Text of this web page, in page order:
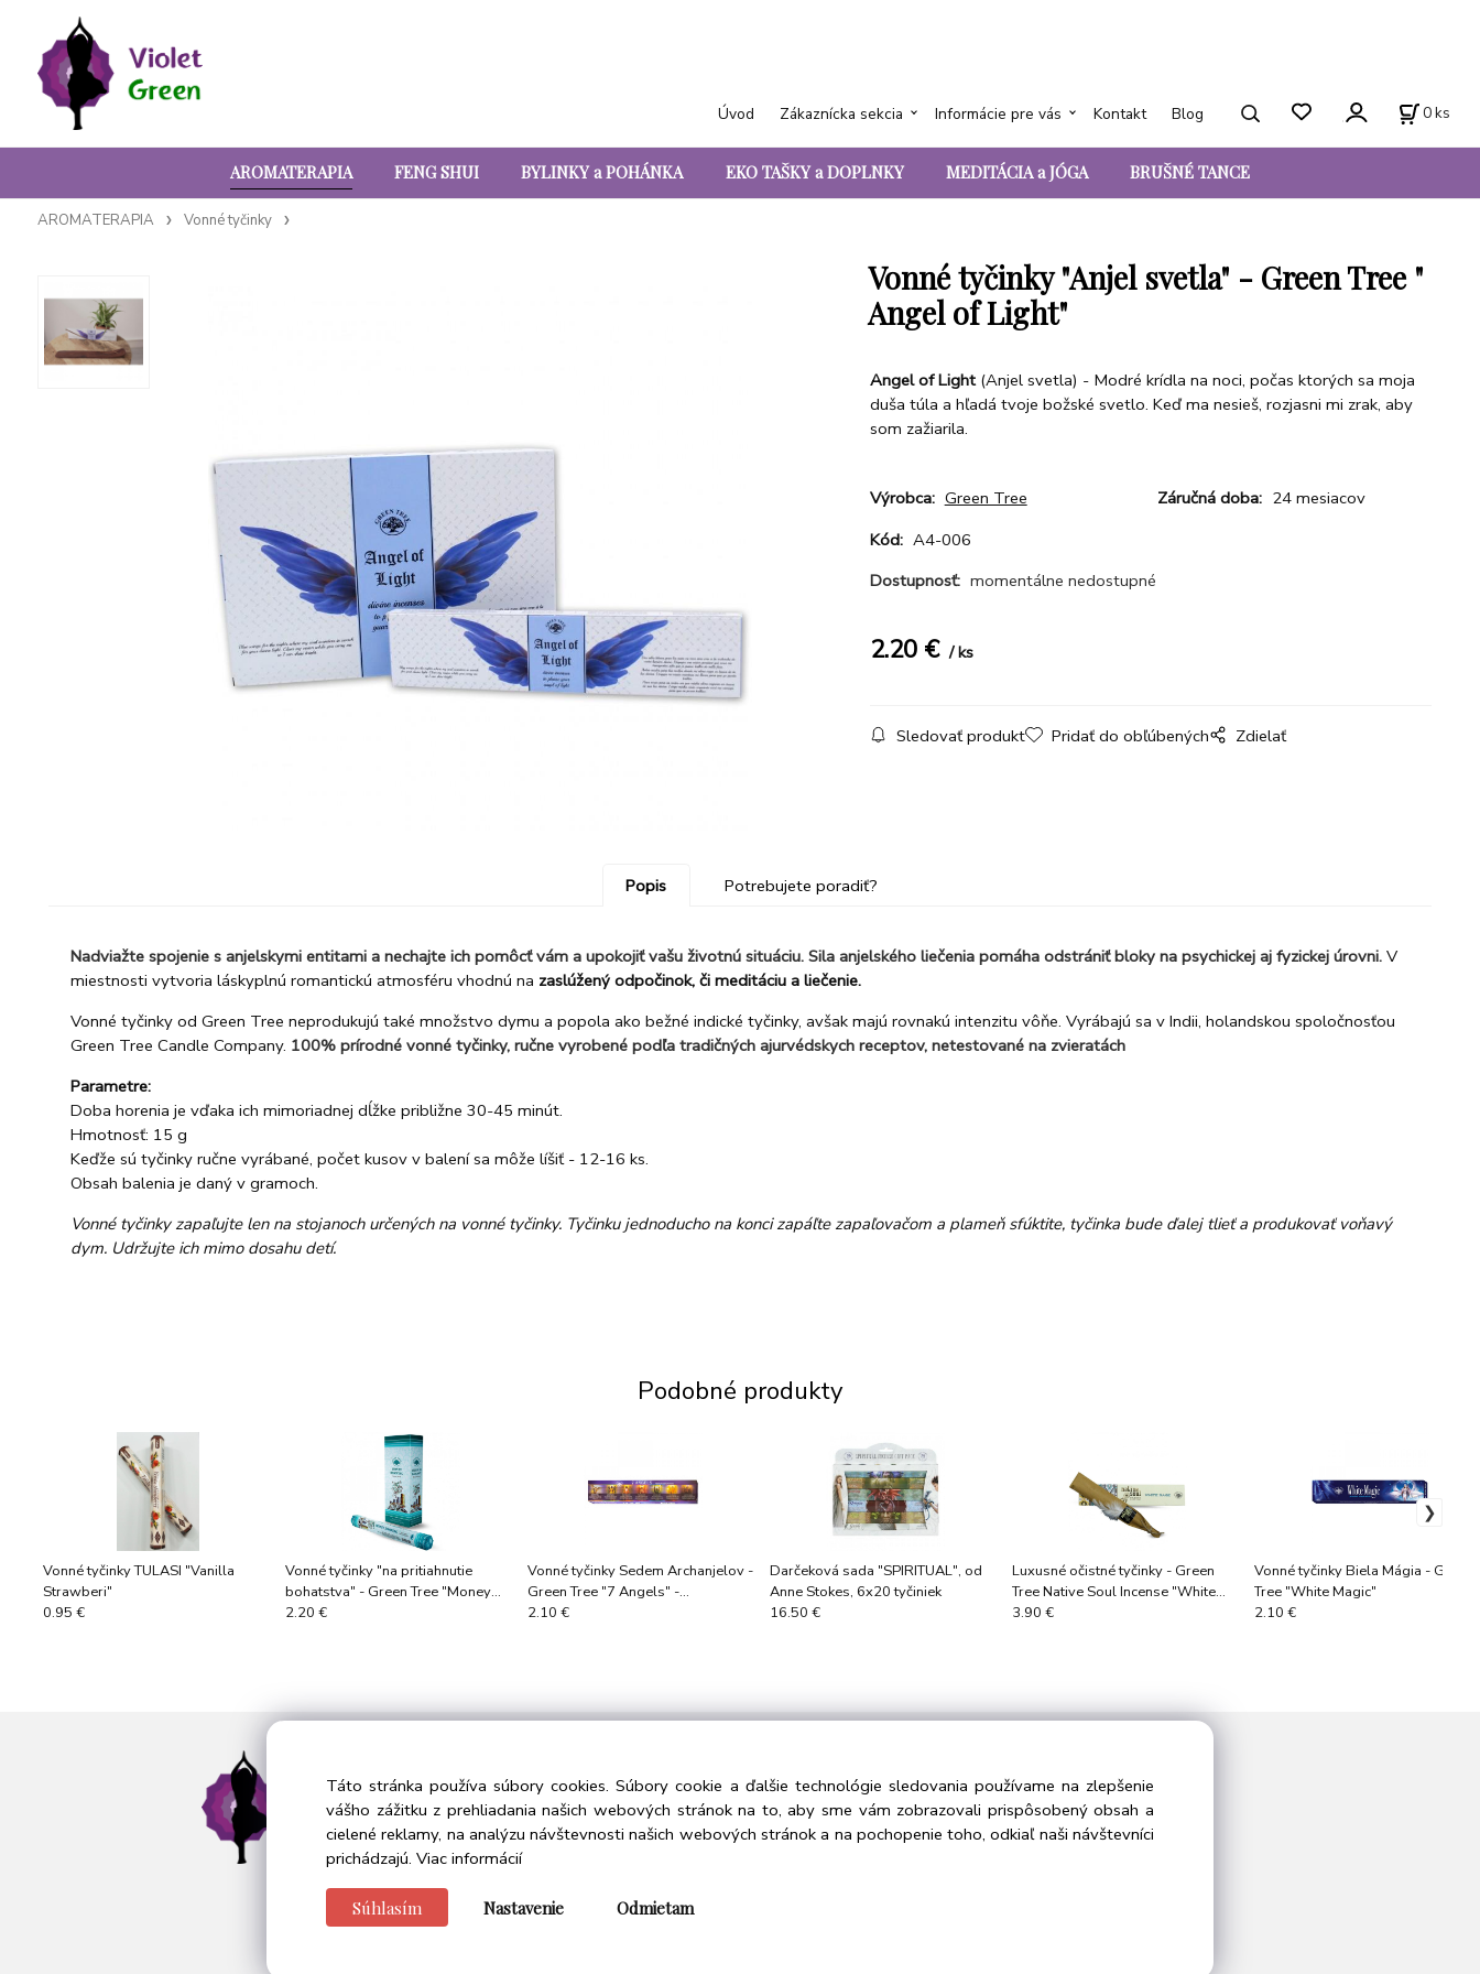
AROMATERAPIA FENG SHUI BYLINKY a POHÁNKA EKO TAŠKY a DOPLNKY MEDITÁCIA a JÓGA BRUŠNÉ TANCE
Úvod Zákaznícka sekcia Informácie pre vás Kontakt Blog 0ks
AROMATERAPIA Vonné tyčinky
Vonné tyčinky "Anjel svetla" - Green Tree "
Angel of Light"
Angel of Light (Anjel svetla) - Modré krídla na noci, počas ktorých sa moja
duša túla a hľadá tvoje božské svetlo. Keď ma nesieš, rozjasni mi zrak, aby
som zažiarila.
Výrobca: Green Tree Záručná doba: 24 mesiacov
Kód: A4-006
Dostupnosť: momentálne nedostupné
2.20€ ks
Sledovať produkt Pridať do obľúbených Zdielať
Popis Potrebujete poradiť?
Nadviažte spojenie s anjelskymi entitami a nechajte ich pomôcť vám a upokojiť vašu životnú situáciu. Sila anjelského liečenia pomáha odstrániť bloky na psychickej aj fyzickej úrovni. V
miestnosti vytvoria láskyplnú romantickú atmosféru vhodnú na zaslúžený odpočinok, či meditáciu a liečenie.
Vonné tyčinky od Green Tree neprodukujú také množstvo dymu a popola ako bežné indické tyčinky, avšak majú rovnakú intenzitu vôňe. Vyrábajú sa v Indii, holandskou spoločnosťou
Green Tree Candle Company. 100% prírodné vonné tyčinky, ručne vyrobené podľa tradičných ajurvédskych receptov, netestované na zvieratách
Parametre:
Doba horenia je vďaka ich mimoriadnej dĺžke približne 30-45 minút.
Hmotnosť: 15 g
Keďže sú tyčinky ručne vyrábané, počet kusov v balení sa môže líšiť - 12-16 ks.
Obsah balenia je daný v gramoch.
Vonné tyčinky zapaľujte len na stojanoch určených na vonné tyčinky. Tyčinku jednoducho na konci zapáľte zapaľovačom a plameň sfúktite, tyčinka bude ďalej tlieť a produkovať voňavý
dym. Udržujte ich mimo dosahu detí.
Podobné produkty
Vonné tyčinky TULASI "Vanilla
Strawberi"
0.95 €
Vonné tyčinky "na pritiahnutie
bohatstva" - Green Tree "Money
Drawing"
2.20 €
Vonné tyčinky Sedem Archanjelov -
Green Tree "7 Angels" -
podporujúce
2.10 €
Darčeková sada "SPIRITUAL", od
Anne Stokes, 6x20 tyčiniek
16.50 €
Luxusné očistné tyčinky - Green
Tree Native Soul Incense "White
Sage" (šalvia)
3.90 €
Vonné tyčinky Biela Mágia - Green
Tree "White Magic"
2.10 €
Obchodné podmienky
Ochrana osobných údajov
Cookie súbory
Violet Green s.r.o.
Horská 9, 831 52 Bratislava
Táto stránka používa súbory cookies. Súbory cookie a ďalšie technológie sledovania používame na zlepšenie
vášho zážitku z prehliadania našich webových stránok na to, aby sme vám zobrazovali prispôsobený obsah a
cielené reklamy, na analýzu návštevnosti našich webových stránok a na pochopenie toho, odkiaľ naši návštevníci
prichádzajú. Viac informácií
Súhlasím Nastavenie Odmietam